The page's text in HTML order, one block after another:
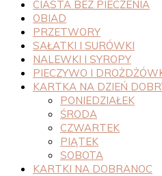
CIASTA BEZ PIECZENIA
OBIAD
PRZETWORY
SAŁATKI I SURÓWKI
NALEWKI I SYROPY
PIECZYWO I
KARTKA NA DZIEŃ
PONIEDZIAŁEK
ŚRODA
CZWARTEK
PIĄTEK
SOBOTA
KARTKI NA DOBRANOC